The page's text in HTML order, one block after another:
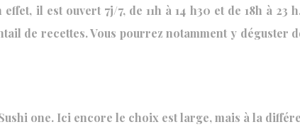
il est ouvert 7j/7, de 11h à 14 h30 et de 18h à
de recettes. Vous pourrez notamment y déguster
one. Ici encore le choix est large, mais à la